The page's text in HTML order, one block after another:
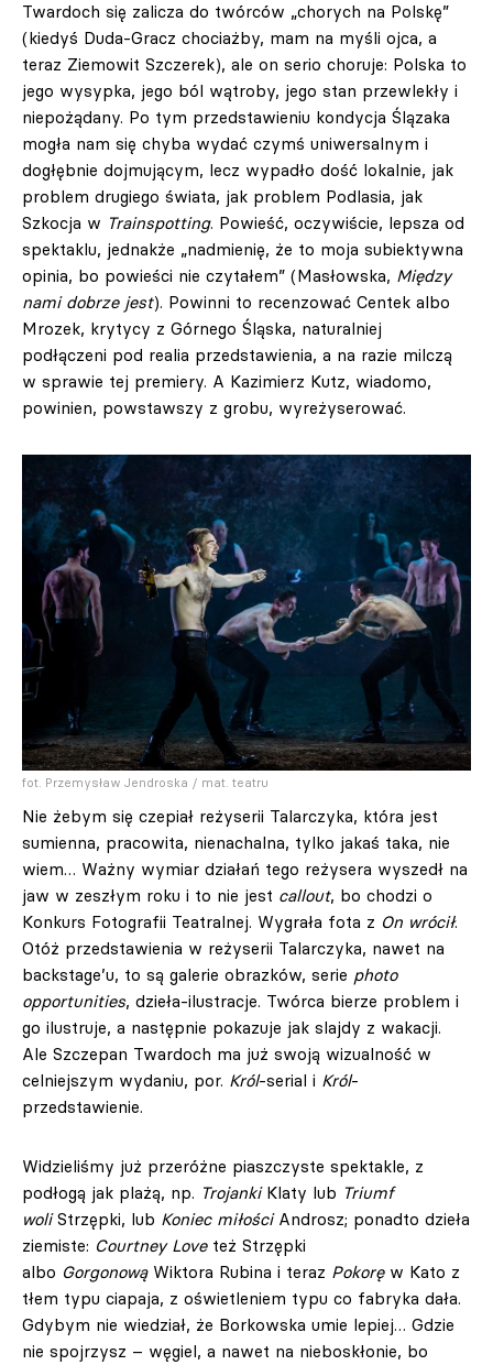
Twardoch się zalicza do twórców „chorych na Polskę”
(kiedyś Duda-Gracz chociażby, mam na myśli ojca, a
teraz Ziemowit Szczerek), ale on serio choruje: Polska to
jego wysypka, jego ból wątroby, jego stan przewlekły i
niepożądany. Po tym przedstawieniu kondycja Ślązaka
mogła nam się chyba wydać czymś uniwersalnym i
dogłębnie dojmującym, lecz wypadło dość lokalnie, jak
problem drugiego świata, jak problem Podlasia, jak
Szkocja w Trainspotting. Powieść, oczywiście, lepsza od
spektaklu, jednakże „nadmienię, że to moja subiektywna
opinia, bo powieści nie czytałem” (Masłowska, Między
nami dobrze jest). Powinni to recenzować Centek albo
Mrozek, krytycy z Górnego Śląska, naturalniej
podłączeni pod realia przedstawienia, a na razie milczą
w sprawie tej premiery. A Kazimierz Kutz, wiadomo,
powinien, powstawszy z grobu, wyreżyserować.
fot. Przemysław Jendroska / mat. teatru
Nie żebym się czepiał reżyserii Talarczyka, która jest
sumienna, pracowita, nienachalna, tylko jakaś taka, nie
wiem… Ważny wymiar działań tego reżysera wyszedł na
jaw w zeszłym roku i to nie jest callout, bo chodzi o
Konkurs Fotografii Teatralnej. Wygrała fota z On wrócił.
Otóż przedstawienia w reżyserii Talarczyka, nawet na
backstage’u, to są galerie obrazków, serie photo
opportunities, dzieła-ilustracje. Twórca bierze problem i
go ilustruje, a następnie pokazuje jak slajdy z wakacji.
Ale Szczepan Twardoch ma już swoją wizualność w
celniejszym wydaniu, por. Król-serial i Król-
przedstawienie.
Widzieliśmy już przeróżne piaszczyste spektakle, z
podłogą jak plażą, np. TrojankiKlaty lub Triumf
woliStrzępki, lub Koniec miłościAndrosz; ponadto dzieła
ziemiste: Courtney Loveteż Strzępki
albo Gorgonową Wiktora Rubina i teraz Pokoręw Kato z
tłem typu ciapaja, z oświetleniem typu co fabryka dała.
Gdybym nie wiedział, że Borkowska umie lepiej… Gdzie
nie spojrzysz – węgiel, a nawet na nieboskłonie, bo